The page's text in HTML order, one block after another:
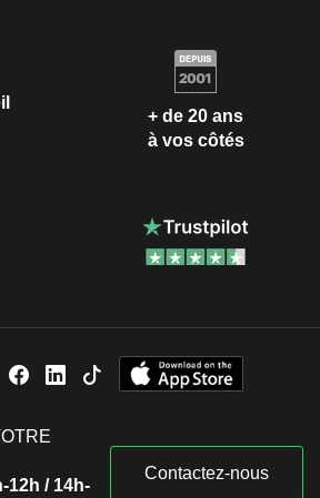
+ de 20 ans
à vos côtés
12h / 14h-
Contactez-nous